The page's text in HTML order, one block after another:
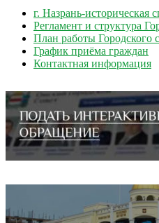
г. Назрань-историческая
Регламент и структура
План работы Городского
График приёма граждан
Контактная информация